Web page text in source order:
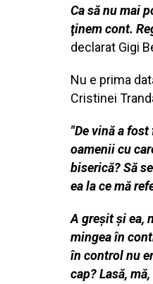
Ca să nu mai
ţinem cont.
declarat Gigi
Nu e prima
Cristinei
"De vină a
oamenii cu
biserică? Să
ea la ce mă
A greşit şi ea,
mingea în
în control nu
cap? Lasă,